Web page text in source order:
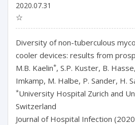
2020.07.31
☆
Diversity of non-tuberculous
cooler devices: results from
M.B. Kaelin*, S.P. Kuster, B.
Imkamp, M. Halbe, P. Sander, H.
*University Hospital Zurich and
Switzerland
Journal of Hospital Infection